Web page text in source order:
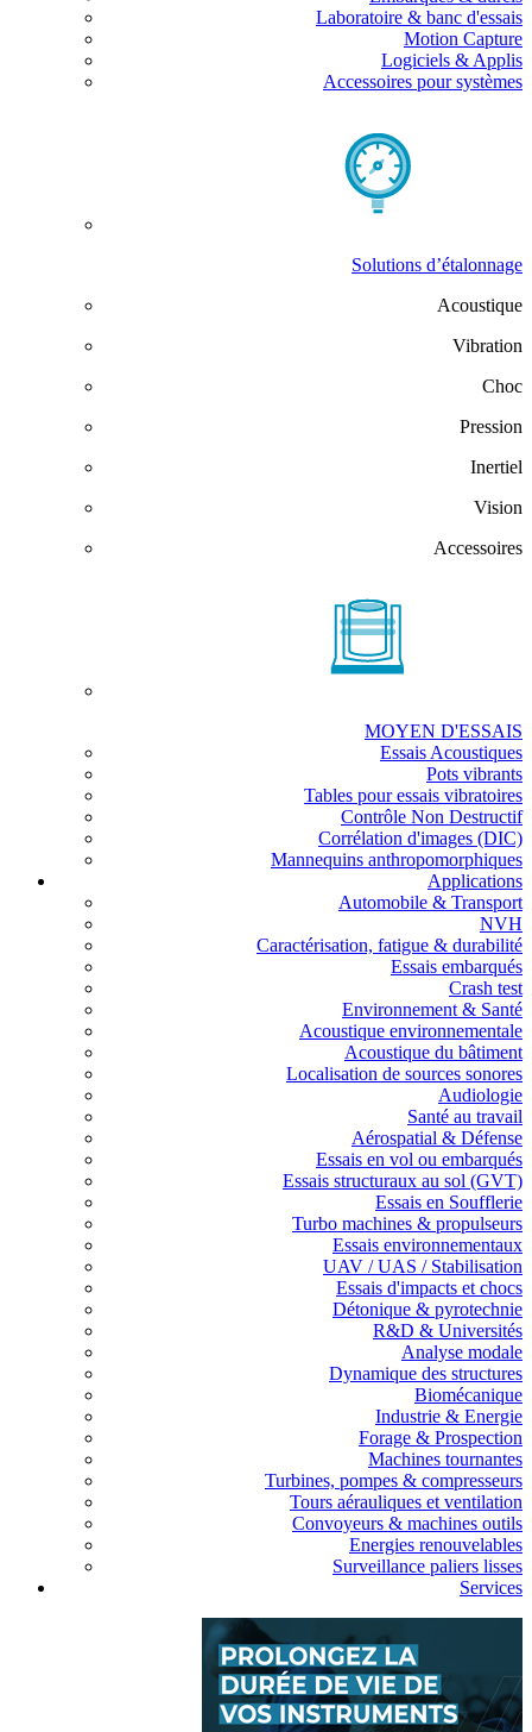
Laboratoire & banc d'essais
Motion Capture
Logiciels & Applis
Accessoires pour systèmes
Solutions d’étalonnage
Acoustique
Vibration
Choc
Pression
Inertiel
Vision
Accessoires
MOYEN D'ESSAIS
Essais Acoustiques
Pots vibrants
Tables pour essais vibratoires
Contrôle Non Destructif
Corrélation d'images (DIC)
Mannequins anthropomorphiques
Applications
Automobile & Transport
NVH
Caractérisation, fatigue & durabilité
Essais embarqués
Crash test
Environnement & Santé
Acoustique environnementale
Acoustique du bâtiment
Localisation de sources sonores
Audiologie
Santé au travail
Aérospatial & Défense
Essais en vol ou embarqués
Essais structuraux au sol (GVT)
Essais en Soufflerie
Turbo machines & propulseurs
Essais environnementaux
UAV / UAS / Stabilisation
Essais d'impacts et chocs
Détonique & pyrotechnie
R&D & Universités
Analyse modale
Dynamique des structures
Biomécanique
Industrie & Energie
Forage & Prospection
Machines tournantes
Turbines, pompes & compresseurs
Tours aérauliques et ventilation
Convoyeurs & machines outils
Energies renouvelables
Surveillance paliers lisses
Services